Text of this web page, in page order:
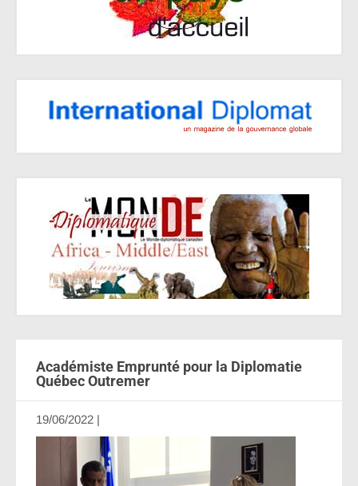
Académiste Emprunté pour la Diplomatie
Québec Outremer
19/06/2022 |